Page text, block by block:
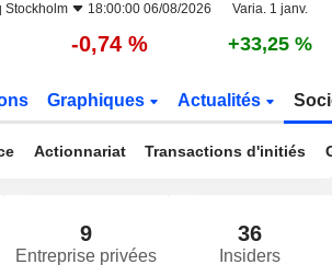
Stockholm 18:00:00 06/08/2026 Varia. 1 janv.
-0,74 % +33,25 %
Graphiques Actualités
Actionnariat Transactions d'initiés
9
Entreprise privées
36
Insiders